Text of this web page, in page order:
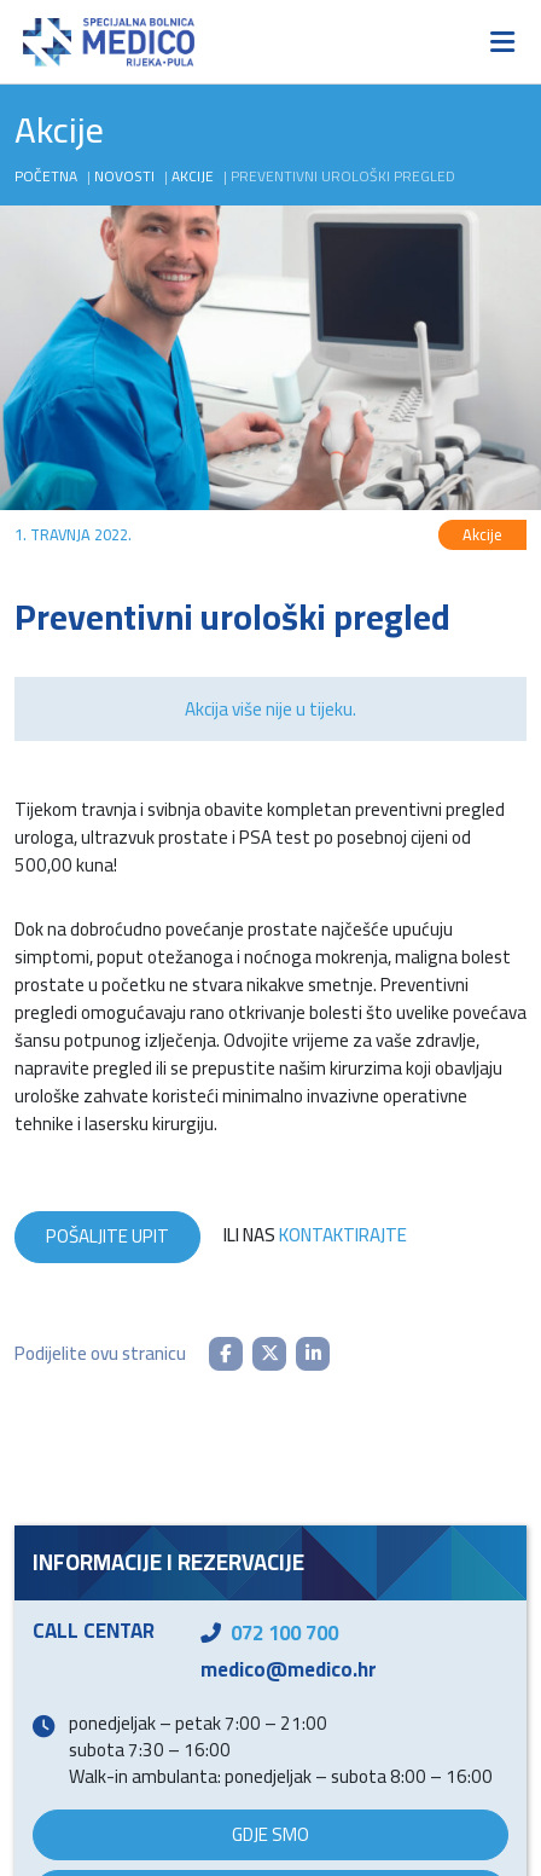
Akcije
POČETNA | NOVOSTI |AKCIJE | PREVENTIVNI UROLOŠKI PREGLED
1. TRAVNJA 2022. Akcije
Preventivni urološki pregled
Akcija više nije u tijeku.
Tijekom travnja i svibnja obavite kompletan preventivni pregled
urologa, ultrazvuk prostate i PSA test po posebnoj cijeni od
500,00 kuna!
Dok na dobroćudno povećanje prostate najčešće upućuju
simptomi, poput otežanoga i noćnoga mokrenja, maligna bolest
prostate u početku ne stvara nikakve smetnje. Preventivni
pregledi omogućavaju rano otkrivanje bolesti što uvelike povećava
šansu potpunog izlječenja. Odvojite vrijeme za vaše zdravlje,
napravite pregled ili se prepustite našim kirurzima koji obavljaju
urološke zahvate koristeći minimalno invazivne operativne
tehnike i lasersku kirurgiju.
POŠALJITE UPIT ILI NASKONTAKTIRAJTE
Podijelite ovu stranicu
INFORMACIJE I REZERVACIJE
CALL CENTAR
072 100 700
medico@medico.hr
ponedjeljak – petak 7:00 – 21:00
subota 7:30 – 16:00
Walk-in ambulanta: ponedjeljak – subota 8:00 – 16:00
GDJE SMO